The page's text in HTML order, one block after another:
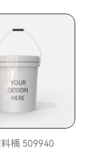
包装桶 塑料桶 509940